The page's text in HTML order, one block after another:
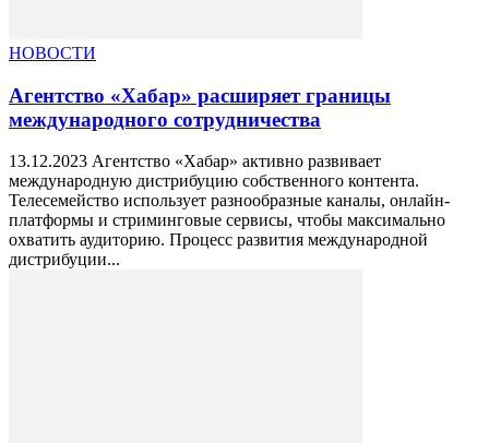
НОВОСТИ
Агентство «Хабар» расширяет границы
международного сотрудничества
13.12.2023 Агентство «Хабар» активно развивает
международную дистрибуцию собственного контента.
Телесемейство использует разнообразные каналы, онлайн-
платформы и стриминговые сервисы, чтобы максимально
охватить аудиторию. Процесс развития международной
дистрибуции...